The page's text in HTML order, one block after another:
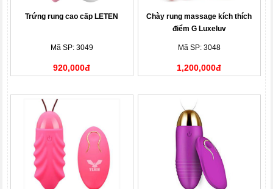
Trứng rung cao cấp LETEN
Mã SP: 3049
920,000đ
Chày rung massage kích thích
điểm G Luxeluv
Mã SP: 3048
1,200,000đ